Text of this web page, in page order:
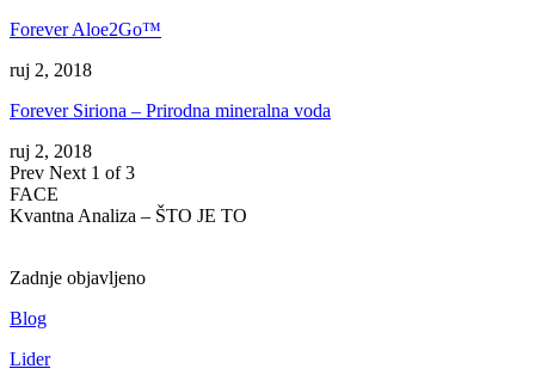
Forever Aloe2Go™
ruj 2, 2018
Forever Siriona – Prirodna mineralna voda
ruj 2, 2018
Prev Next 1 of 3
FACE
Kvantna Analiza – ŠTO JE TO
Zadnje objavljeno
Blog
Lider